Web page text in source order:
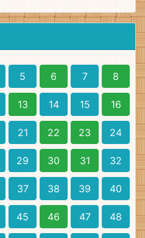
5 6 7 8
13 14 15 16
21 22 23 24
29 30 31 32
37 38 39 40
45 46 47 48